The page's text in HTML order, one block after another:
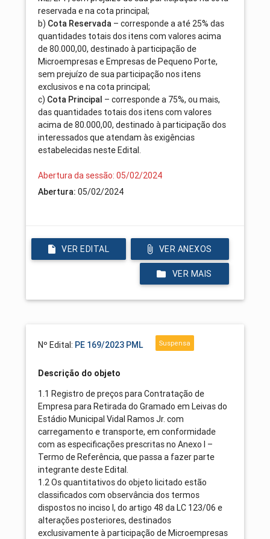
reservada e na cota principal;
b) Cota Reservada – corresponde a até 25% das
quantidades totais dos itens com valores acima
de 80.000,00, destinado à participação de
Microempresas e Empresas de Pequeno Porte,
sem prejuízo de sua participação nos itens
exclusivos e na cota principal;
c) Cota Principal – corresponde a 75%, ou mais,
das quantidades totais dos itens com valores
acima de 80.000,00, destinado à participação dos
interessados que atendam às exigências
estabelecidas neste Edital.
Abertura da sessão: 05/02/2024
Abertura: 05/02/2024
VER EDITAL VER ANEXOS
VER MAIS
Nº Edital: PE 169/2023 PML Suspensa
Descrição do objeto
1.1 Registro de preços para Contratação de
Empresa para Retirada do Gramado em Leivas do
Estádio Municipal Vidal Ramos Jr. com
carregamento e transporte, em conformidade
com as especificações prescritas no Anexo I –
Termo de Referência, que passa a fazer parte
integrante deste Edital.
1.2 Os quantitativos do objeto licitado estão
classificados com observância dos termos
dispostos no inciso I, do artigo 48 da LC 123/06 e
alterações posteriores, destinados
exclusivamente à participação de Microempresas